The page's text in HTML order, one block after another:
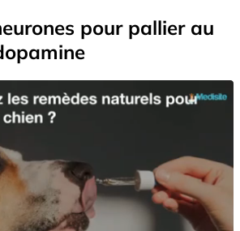
pour pallier au